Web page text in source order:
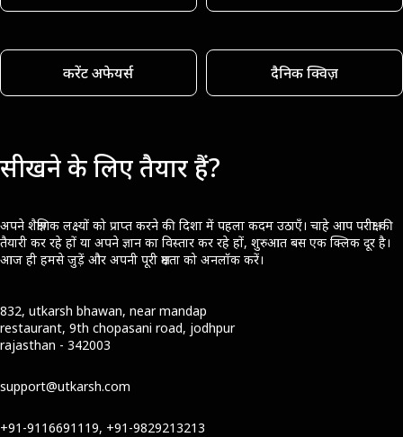
करेंट अफेयर्स दैनिक क्विज़
सीखने के लिए तैयार हैं?
अपने शैक्षणिक लक्ष्यों को प्राप्त करने की दिशा में पहला कदम उठाएँ। चाहे आप परीक्षा की
तैयारी कर रहे हों या अपने ज्ञान का विस्तार कर रहे हों, शुरुआत बस एक क्लिक दूर है।
आज ही हमसे जुड़ें और अपनी पूरी क्षमता को अनलॉक करें।
832, utkarsh bhawan, near mandap
restaurant, 9th chopasani road, jodhpur
rajasthan - 342003
support@utkarsh.com
+91-9116691119, +91-9829213213